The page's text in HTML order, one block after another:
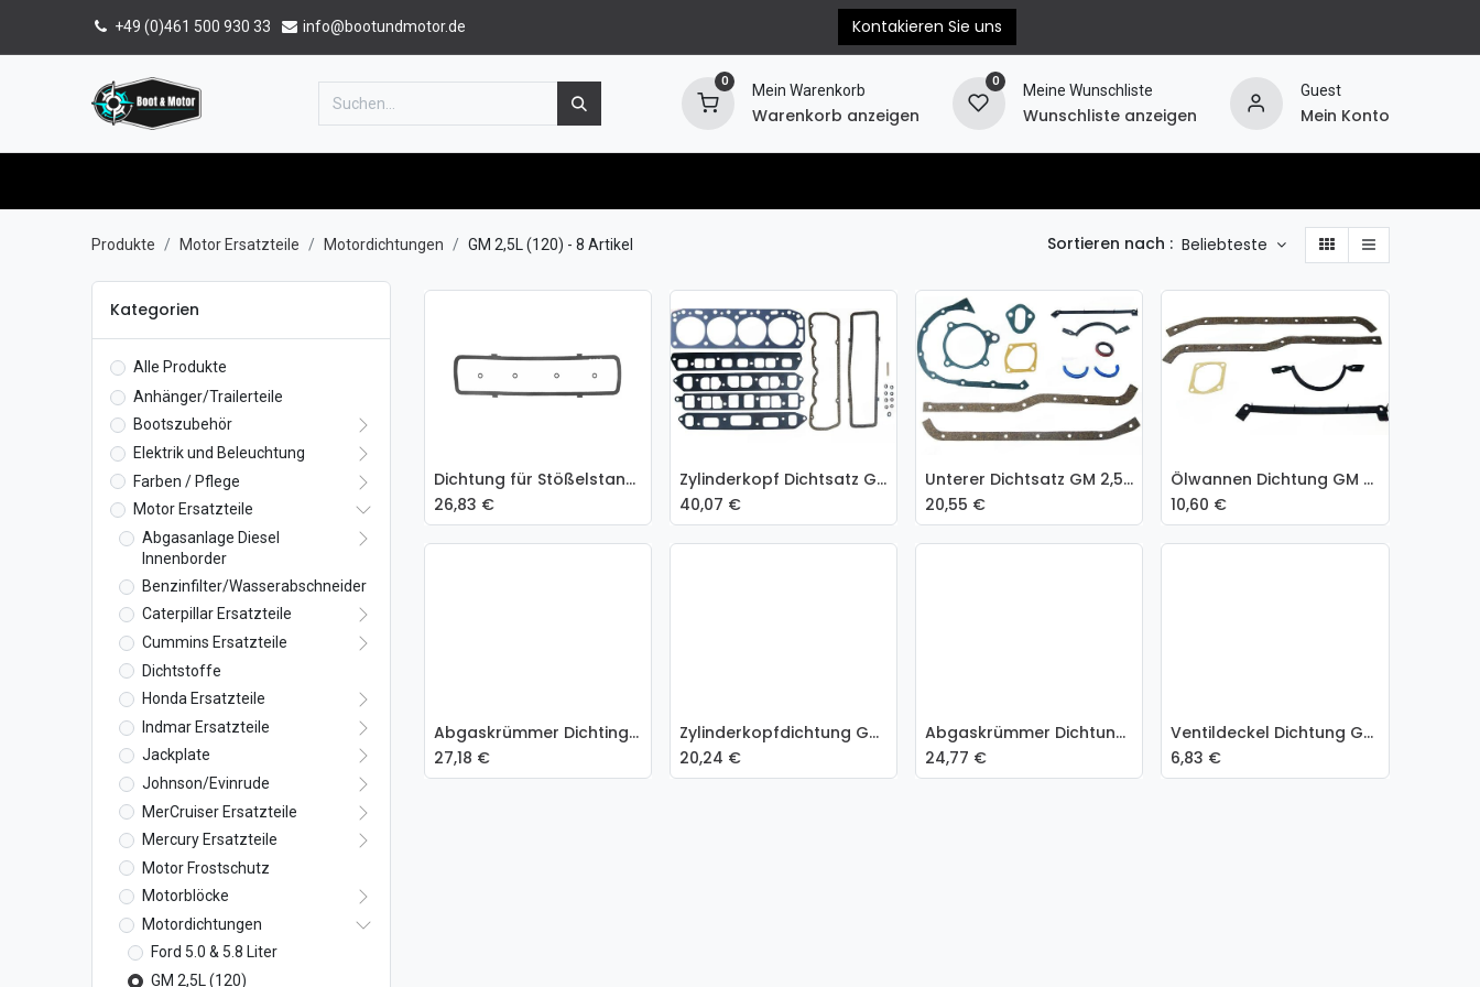
+49 (0)461 500 930 33 info@bootundmotor.de Kontakieren Sie uns
0
Mein Warenkorb
Warenkorb anzeigen
0
Meine Wunschliste
Wunschliste anzeigen
Guest
Mein Konto
Produkte Motor Ersatzteile Motordichtungen GM 2,5L (120) - 8 Artikel Sortieren nach : Beliebteste
Kategorien
Alle Produkte
Anhänger/Trailerteile
Bootszubehör
Elektrik und Beleuchtung
Farben / Pflege
Motor Ersatzteile
Abgasanlage Diesel
Innenborder
Benzinfilter/Wasserabschneider
Caterpillar Ersatzteile
Cummins Ersatzteile
Dichtstoffe
Honda Ersatzteile
Indmar Ersatzteile
Jackplate
Johnson/Evinrude
MerCruiser Ersatzteile
Mercury Ersatzteile
Motor Frostschutz
Motorblöcke
Motordichtungen
Ford 5.0 & 5.8 Liter
GM 2,5L (120)
Dichtung für Stößelstangen Agdeckung GM 2,5L / 3,0L
26,83 €
In den Warenkorb
Zylinderkopf Dichtsatz GM 2,5L / 3,0L
40,07 €
In den Warenkorb
Unterer Dichtsatz GM 2,5L / 3,0L
20,55 €
In den Warenkorb Ölwannen Dichtung GM 2,5L / 3,0L
10,60 €
Abgaskrümmer Dichting GM 2,5L
27,18 €
In den Warenkorb Zylinderkopfdichtung GM 2,5L / 3,0L
20,24 €
Abgaskrümmer Dichtung GM 2,5L / 3,0L
24,77 €
In den Warenkorb Ventildeckel Dichtung GM 2,5L / 3,0L
6,83 €